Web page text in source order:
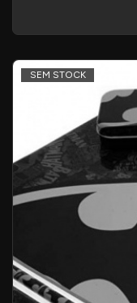
SEM STOCK